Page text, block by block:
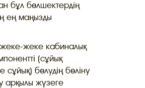
бұл бөлшектердің
ең маңызды
жеке кабиналық
(сұйық
сұйық) бөлудің бөліну
арқылы жүзеге